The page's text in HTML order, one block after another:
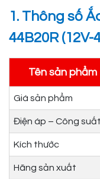
1. Thông số
44B20R (12V-
Tên sản phẩm
Giá sản phẩm
Điện áp – Công suất
Kích thước
Hãng sản xuất